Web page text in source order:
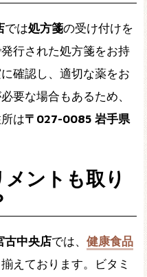
では処方箋の受け付けを
行された処方箋をお持
確認し、適切な薬をお
要な場合もあるため、
は〒027-0085 岩手県
ントも取り
古中央店では、 健康食品
えております。ビタミ